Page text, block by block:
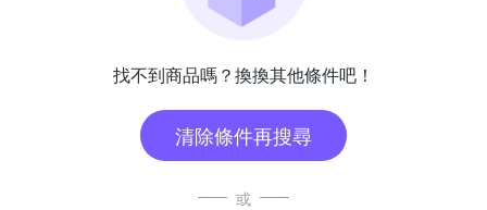
找不到商品嗎？換換其他條件吧！
清除條件再搜尋
或